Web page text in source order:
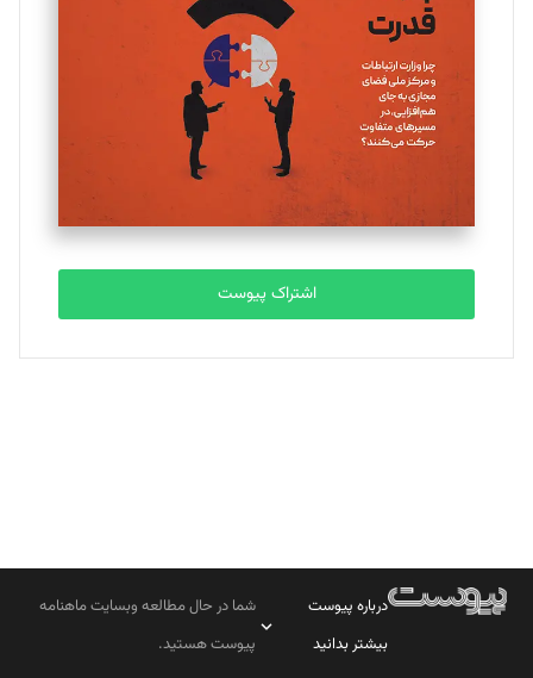
تحریریه
ملینا جعفری
تحریریه
مصطفی مسجدی آرانی
تحریریه
بابک نقاش
تحریریه
اشتراک پیوست
درباره پیوست
بیشتر بدانید
شما در حال مطالعه وبسایت ماهنامه
پیوست هستید.